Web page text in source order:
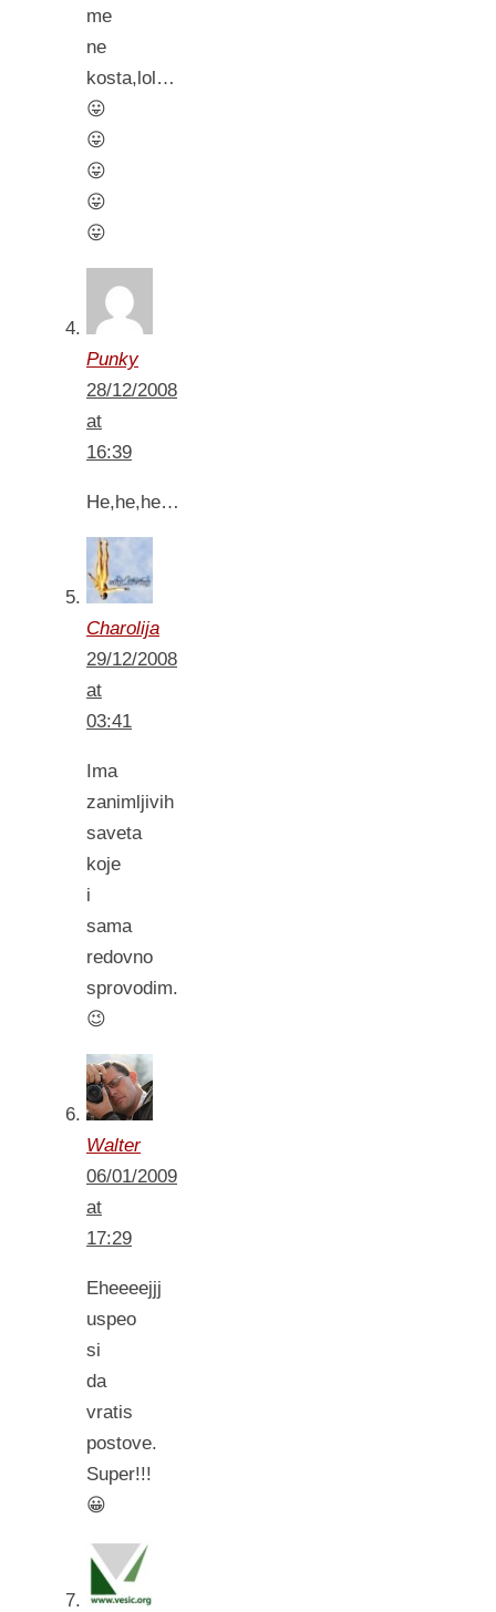
me
ne
kosta,lol…
😛
😛
😛
😛
😛
Punky
28/12/2008
at
16:39
He,he,he…
Charolija
29/12/2008
at
03:41
Ima
zanimljivih
saveta
koje
i
sama
redovno
sprovodim.
😉
Walter
06/01/2009
at
17:29
Eheeeejjj
uspeo
si
da
vratis
postove.
Super!!!
😀